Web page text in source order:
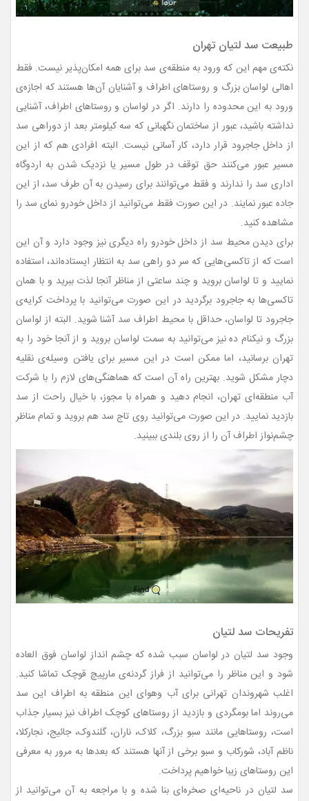
طبیعت سد لتیان تهران
نکته‌ی مهم این که ورود به منطقه‌ی سد برای همه امکان‌پذیر نیست. فقط
اهالی لواسان بزرگ و روستاهای اطراف و آشنایان آن‌ها هستند که اجازه‌ی
ورود به این محدوده را دارند. اگر در لواسان و روستاهای اطراف، آشنایی
نداشته باشید، عبور از ساختمان نگهبانی که سه کیلومتر بعد از دوراهی سد
از داخل جاجرود قرار دارد، کار آسانی نیست. البته افرادی هم که از این
مسیر عبور می‌کنند حق توقف در طول مسیر یا نزدیک شدن به اردوگاه
اداری سد را ندارند و فقط می‌توانند برای رسیدن به آن طرف سد، از این
جاده عبور نمایند. در این صورت فقط می‌توانید از داخل خودرو نمای سد را
مشاهده کنید.
برای دیدن محیط سد از داخل خودرو راه دیگری نیز وجود دارد و آن این
است که از تاکسی‌هایی که سر دو راهی سد به انتظار ایستاده‌اند، استفاده
نمایید و تا لواسان بروید و چند ساعتی از مناظر آنجا لذت ببرید و با همان
تاکسی‌ها به جاجرود برگردید در این صورت می‌توانید با پرداخت کرایه‌ی
جاجرود تا لواسان، حداقل با محیط اطراف سد آشنا شوید. البته از لواسان
بزرگ و نیکنام ده نیز می‌توانید به سمت لواسان بروید و از آنجا خود را به
تهران برسانید، اما ممکن است در این مسیر برای یافتن وسیله‌ی نقلیه
دچار مشکل شوید. بهترین راه آن است که هماهنگی‌های لازم را با شرکت
آب منطقه‌ای تهران، انجام دهید و همراه با مجوز، با خیال راحت از سد
بازدید نمایید. در این صورت می‌توانید روی تاج سد هم بروید و تمام مناظر
چشم‌نواز اطراف آن را از روی بلندی ببینید.
تفریحات سد لتیان
وجود سد لتیان در لواسان سبب شده که چشم انداز لواسان فوق العاده
شود و این مناظر را می‌توانید از فراز گردنه‌ی مارپیچ قوچک تماشا کنید.
اغلب شهروندان تهرانی برای آب وهوای این منطقه به اطراف این سد
می‌روند اما بومگردی و بازدید از روستاهای کوچک اطراف نیز بسیار جذاب
است، روستاهایی مانند سبو بزرگ، کلاک، ناران، گلندوک، جائیج، نجارکلا،
ناظم آباد، شورکاب و سبو برخی از آنها هستند که بعدها به مرور به معرفی
این روستاهای زیبا خواهیم پرداخت.
سد لتیان در ناحیه‌ای صخره‌ای بنا شده و با مراجعه به آن می‌توانید از